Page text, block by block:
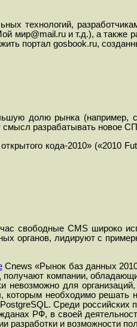
технологий,
мир@mail.ru и т.д.), а
портал gosbook.ru,
долю рынка
разрабатывать
кода-2010» («2010
свободные CMS широко
органов, лидируют с
Cnews «Рынок баз данных
компании,
невозможно для
необходимо
Среди
РФ, в своей
и возможности